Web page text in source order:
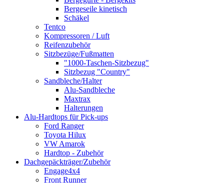
Bergeseile kinetisch
Schäkel
Tentco
Kompressoren / Luft
Reifenzubehör
Sitzbezüge/Fußmatten
"1000-Taschen-Sitzbezug"
Sitzbezug "Country"
Sandbleche/Halter
Alu-Sandbleche
Maxtrax
Halterungen
Alu-Hardtops für Pick-ups
Ford Ranger
Toyota Hilux
VW Amarok
Hardtop - Zubehör
Dachgepäckträger/Zubehör
Engage4x4
Front Runner